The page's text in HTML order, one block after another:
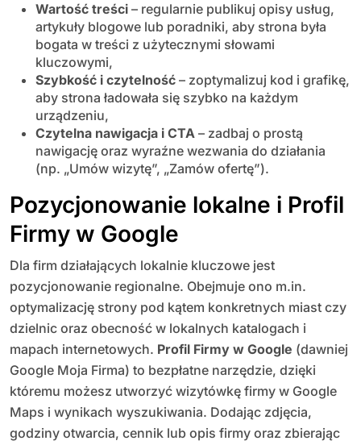
Wartość treści – regularnie publikuj opisy usług,
artykuły blogowe lub poradniki, aby strona była
bogata w treści z użytecznymi słowami
kluczowymi,
Szybkość i czytelność – zoptymalizuj kod i grafikę,
aby strona ładowała się szybko na każdym
urządzeniu,
Czytelna nawigacja i CTA – zadbaj o prostą
nawigację oraz wyraźne wezwania do działania
(np. „Umów wizytę”, „Zamów ofertę”).
Pozycjonowanie lokalne i Profil
Firmy w Google
Dla firm działających lokalnie kluczowe jest
pozycjonowanie regionalne. Obejmuje ono m.in.
optymalizację strony pod kątem konkretnych miast czy
dzielnic oraz obecność w lokalnych katalogach i
mapach internetowych. Profil Firmy w Google (dawniej
Google Moja Firma) to bezpłatne narzędzie, dzięki
któremu możesz utworzyć wizytówkę firmy w Google
Maps i wynikach wyszukiwania. Dodając zdjęcia,
godziny otwarcia, cennik lub opis firmy oraz zbierając